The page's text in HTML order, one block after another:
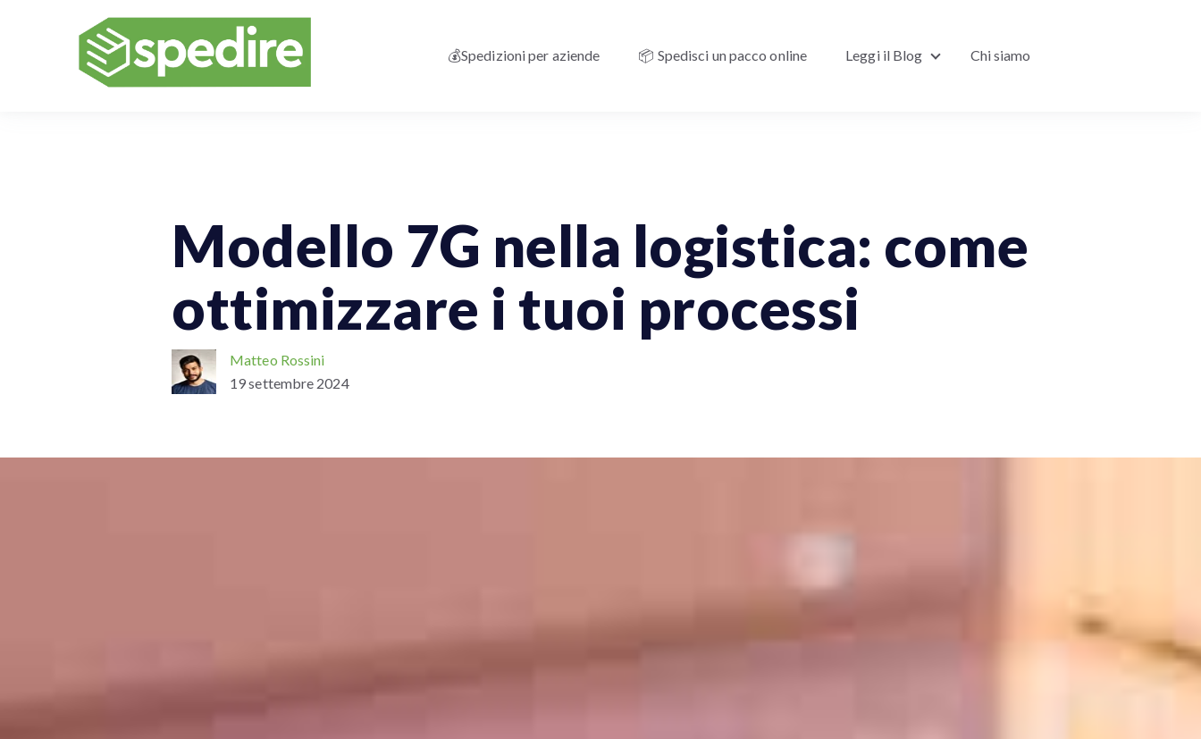
💰Spedizioni per aziende 📦 Spedisci un pacco online Leggi il Blog
Show submenu for Leggi il Blog
Chi siamo
Modello 7G nella logistica: come
ottimizzare i tuoi processi
Matteo Rossini
19 settembre 2024